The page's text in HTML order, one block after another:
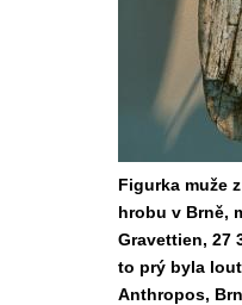
Figurka muže
hrobu v Brně,
Gravettien, 27
to prý byla
Anthropos,